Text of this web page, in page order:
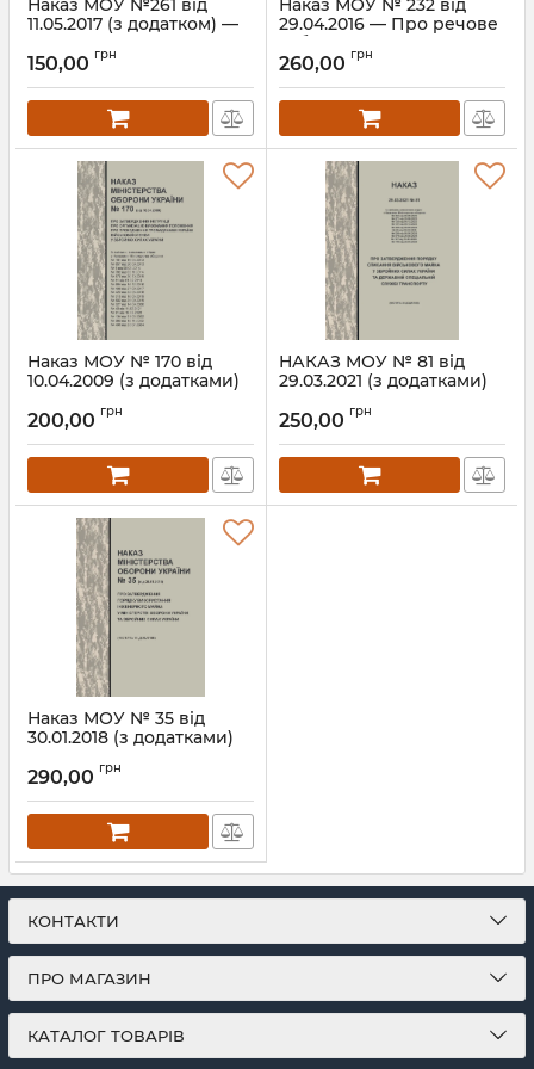
Наказ МОУ №261 від
11.05.2017 (з додатком) —
медичного майна
України в мирний час
Н261МОУ
150,00 грн
Наказ МОУ № 232 від
29.04.2016 — Про речове
забезпечення
військовослужбовців
та Державної
спеціальної служби
транспорту
Артикул: Н232МОУ
260,00 грн
Наказ МОУ № 170 від
10.04.2009 (з додатками)
організацію виконання
проходження
громадянами України
військової служби у
Збройних Силах України
Артикул: Н170МОУ
200,00 грн
НАКАЗ МОУ № 81 від
29.03.2021 (з додатками)
Порядку списання
Збройних Силах України
та Державній
спеціальній службі
250,00 грн
Наказ МОУ № 35 від
30.01.2018 (з додатками)
використання
Міністерстві оборони
України та Збройних
Силах України
Артикул: Н035МОУ
290,00 грн
КОНТАКТИ
ПРО МАГАЗИН
КАТАЛОГ ТОВАРІВ